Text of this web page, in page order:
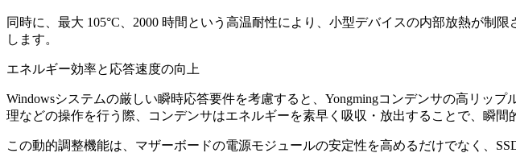
同時に、最大 105°C、2000 時間という高温耐性により、小型デバイスの内部放熱が制
します。
エネルギー効率と応答速度の向上
Windowsシステムの厳しい瞬時応答要件を考慮すると、Yongmingコンデンサの高リッ
理などの操作を行う際、コンデンサはエネルギーを素早く吸収・放出することで、瞬間
この動的調整機能は、マザーボードの電源モジュールの安定性を高めるだけでなく、